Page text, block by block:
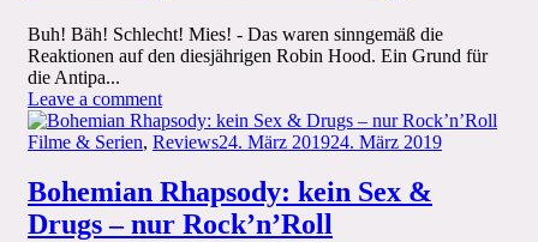
Buh! Bäh! Schlecht! Mies! - Das waren sinngemäß die
Reaktionen auf den diesjährigen Robin Hood. Ein Grund für
die Antipa...
Leave a commenton
Der
Anachronismus
Wenn
Robin
Hood
Categories
Filme & Serien, ReviewsPosted
24. März 201924. März 2019
Bohemian Rhapsody: kein Sex &
Drugs – nur Rock’n’Roll